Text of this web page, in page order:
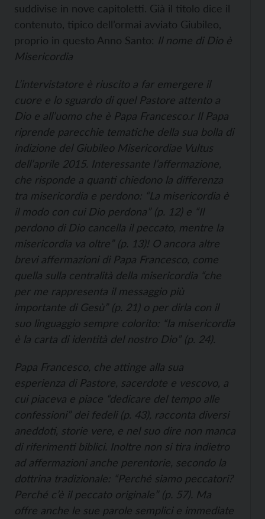
suddivise in nove capitoletti. Già il titolo dice il
contenuto, tipico dell’ormai avviato Giubileo,
proprio in questo Anno Santo: Il nome di Dio è
Misericordia
L’intervistatore è riuscito a far emergere il
cuore e lo sguardo di quel Pastore attento a
Dio e all’uomo che è Papa Francesco.r Il Papa
riprende parecchie tematiche della sua bolla di
indizione del Giubileo Misericordiae Vultus
dell’aprile 2015. Interessante l’affermazione,
che risponde a quanti chiedono la differenza
tra misericordia e perdono: “La misericordia è
il modo con cui Dio perdona” (p. 12) e “Il
perdono di Dio cancella il peccato, mentre la
misericordia va oltre” (p. 13)! O ancora altre
brevi affermazioni di Papa Francesco, come
quella sulla centralità della misericordia “che
per me rappresenta il messaggio più
importante di Gesù” (p. 21) o per dirla con il
suo linguaggio sempre colorito: “la misericordia
è la carta di identità del nostro Dio” (p. 24).
Papa Francesco, che attinge alla sua
esperienza di Pastore, sacerdote e vescovo, a
cui piaceva e piace “dedicare del tempo alle
confessioni” dei fedeli (p. 43), racconta diversi
aneddoti, storie vere, e nel suo dire non manca
di riferimenti biblici. Inoltre non si tira indietro
ad affermazioni anche perentorie, secondo la
dottrina tradizionale: “Perché siamo peccatori?
Perché c’è il peccato originale” (p. 57). Ma
offre anche le sue parole semplici e immediate